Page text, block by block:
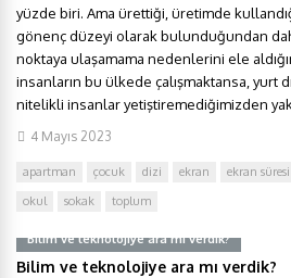
yüzde biri. Ama ürettiği, üretimde
gönenç düzeyi olarak bulunduğundan
noktaya ulaşamama nedenlerini ele
insanların bu ülkede çalışmaktansa, yurt
nitelikli insanlar yetiştiremediğimizden
4 Mayıs 2023
apartman çocuk dizi ekran ekran süresi
okul
sokak toplum
Bilim ve teknolojiye ara mı verdik?
Bilim ve teknolojiye ara mı verdik?